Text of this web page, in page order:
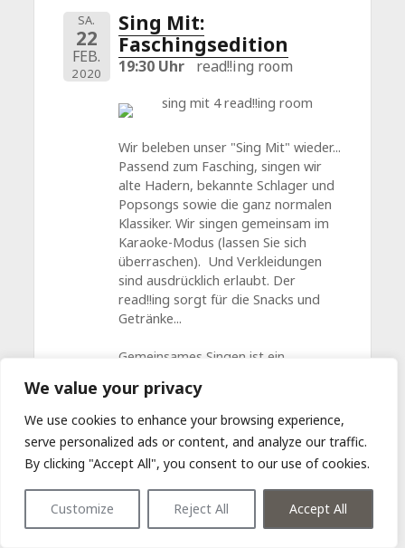
We value your privacy
We use cookies to enhance your browsing experience,
serve personalized ads or content, and analyze our traffic.
By clicking "Accept All", you consent to our use of cookies.
Customize Reject All Accept All
SA.
22
FEB.
2020
Sing Mit:
Faschingsedition
19:30 Uhr read!!ing room
Wir beleben unser "Sing Mit" wieder...
Passend zum Fasching, singen wir
alte Hadern, bekannte Schlager und
Popsongs sowie die ganz normalen
Klassiker. Wir singen gemeinsam im
Karaoke-Modus (lassen Sie sich
überraschen). Und Verkleidungen
sind ausdrücklich erlaubt. Der
read!!ing sorgt für die Snacks und
Getränke...
Gemeinsames Singen ist ein
zum Beispiel in Irland – ist Singen,
gemeinsames Musizieren einfach
Alltag. An diesen Spirit wollen wir ein
wenig anschließen. Bei „Sing mit…“
geht es ums Mitsingen: Es darf auch
dreistimmig sein. Falsch, laut und mit
Begeisterung. Alle sind willkommen.